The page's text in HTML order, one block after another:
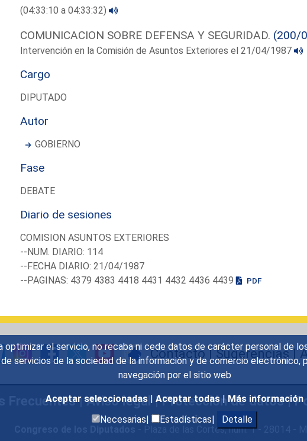
el servicio, no recaba ni cede datos de carácter personal de
de servicios de la sociedad de la información y de comercio
navegación por el sitio web
Aceptar seleccionadas | Aceptar todas | Más información
Necesarias|
Estadísticas| Detalle
(04:33:10 a 04:33:32)
COMUNICACION SOBRE DEFENSA Y SEGURIDAD. (200/
Intervención en la Comisión de Asuntos Exteriores el 21/04/1987
Cargo
DIPUTADO
Autor
GOBIERNO
Fase
DEBATE
Diario de sesiones
COMISION ASUNTOS EXTERIORES
--NUM. DIARIO: 114
--FECHA DIARIO: 21/04/1987
--PAGINAS: 4379 4383 4418 4431 4432 4436 4439
PDF
Contacto|Sugerencias|
Frecuentes|Aviso legal|Protección de datos|
- Plaza de las Cortes, núm. 1 - 28014 -